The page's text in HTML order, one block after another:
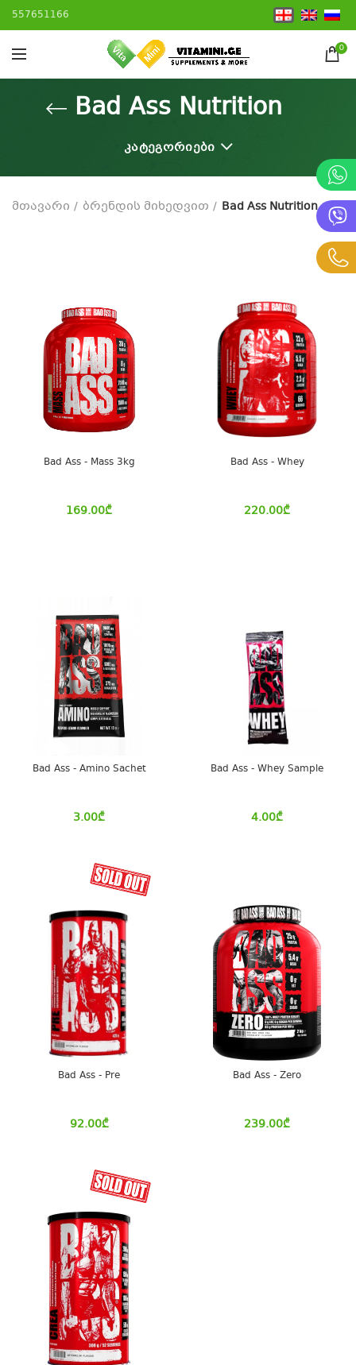
557651166
0
Bad Ass Nutrition
ᲙᲐᲢᲔᲒᲝᲠᲘᲔᲑᲘ
მთავარი ბრენდის მიხედვით Bad Ass Nutrition
Bad Ass - Mass 3kg
169.00₾
Bad Ass - Whey
220.00₾
Bad Ass - Amino Sachet
3.00₾
Bad Ass - Whey Sample
4.00₾
Bad Ass - Pre
92.00₾
Bad Ass - Zero
239.00₾